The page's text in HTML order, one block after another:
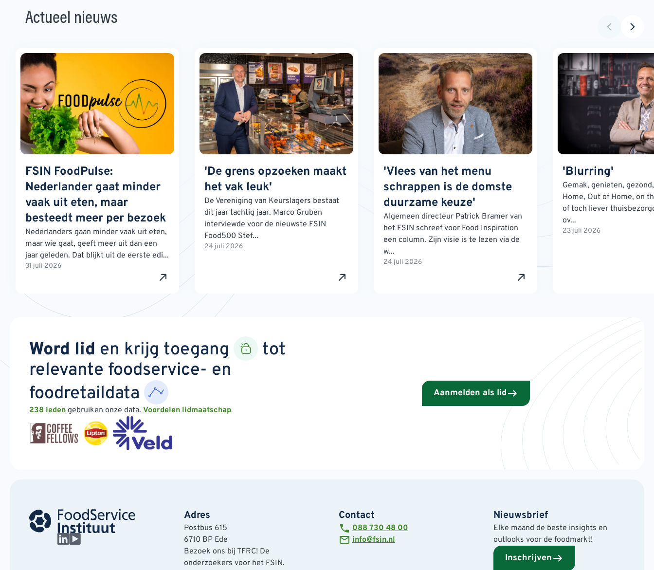
Actueel nieuws
FSIN FoodPulse:
Nederlander gaat minder
vaak uit eten, maar
besteedt meer per bezoek
Nederlanders gaan minder vaak uit eten,
maar wie gaat, geeft meer uit dan een
jaar geleden. Dat blijkt uit de eerste edi...
31 juli 2026
'De grens opzoeken maakt
het vak leuk'
De Vereniging van Keurslagers bestaat
dit jaar tachtig jaar. Marco Gruben
interviewde voor de nieuwste FSIN
Food500 Stef...
24 juli 2026
'Vlees van het menu
schrappen is de domste
duurzame keuze'
Algemeen directeur Patrick Bramer van
het FSIN schreef voor Food Inspiration
een column. Zijn visie is te lezen via de
w...
24 juli 2026
'Blurring'
Gemak, genieten,
Home, Out of Home, on
of toch liever
ov...
23 juli 2026
Word lid en krijg toegang
tot
relevante foodservice- en
foodretaildata
238 leden gebruiken onze data. Voordelen lidmaatschap
Aanmelden als lid
Adres
Postbus 615
6710 BP Ede
Bezoek ons bij TFRC! De
onderzoekers voor het FSIN.
Contact
088 730 48 00
info@fsin.nl
Nieuwsbrief
Elke maand de beste insights en
outlooks voor de foodmarkt!
Inschrijven